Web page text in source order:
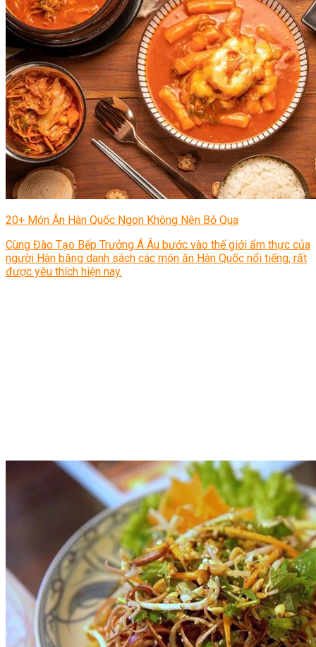
Định Hướng Nghề Nghiệp
Tổng Hợp
20+ Món Ăn Hàn Quốc Ngon Không Nên Bỏ Qua
Cùng Đào Tạo Bếp Trưởng Á Âu bước vào thế giới ẩm thực của
người Hàn bằng danh sách các món ăn Hàn Quốc nổi tiếng, rất
được yêu thích hiện nay.